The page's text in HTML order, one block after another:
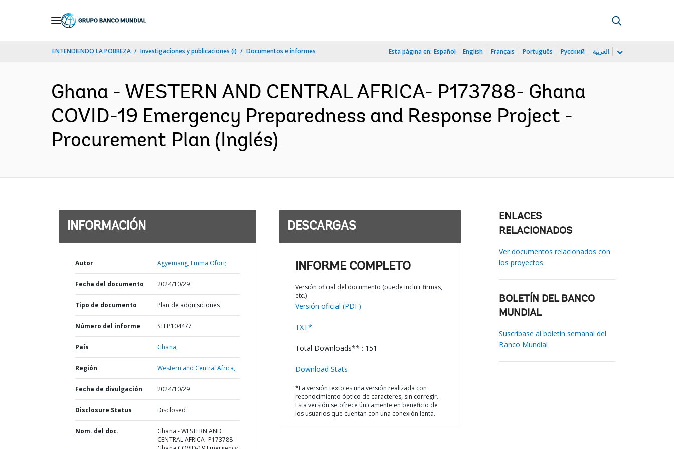
ENTENDIENDO LA POBREZA Investigaciones y publicaciones (i) Documentos e informes Esta página en: Español English Français Português Русский العربية
Ghana - WESTERN AND CENTRAL AFRICA- P173788- Ghana
COVID-19 Emergency Preparedness and Response Project -
Procurement Plan (Inglés)
INFORMACIÓN
Autor Agyemang, Emma Ofori;
Fecha del documento 2024/10/29
Tipo de documento Plan de adquisiciones
Número del informe STEP104477
País Ghana,
Región Western and Central Africa,
Fecha de divulgación 2024/10/29
Disclosure Status Disclosed
Nom. del doc.
Ghana - WESTERN AND
CENTRAL AFRICA- P173788-
DESCARGAS
INFORME COMPLETO
Versión oficial del documento (puede incluir firmas,
etc.)
Versión oficial (PDF)
TXT*
Total Downloads** : 151
Download Stats
*La versión texto es una versión realizada con
reconocimiento óptico de caracteres, sin corregir.
Esta versión se ofrece únicamente en beneficio de
los usuarios que cuentan con una conexión lenta.
ENLACES
RELACIONADOS
Ver documentos relacionados con
los proyectos
BOLETÍN DEL BANCO
MUNDIAL
Suscríbase al boletín semanal del
Banco Mundial